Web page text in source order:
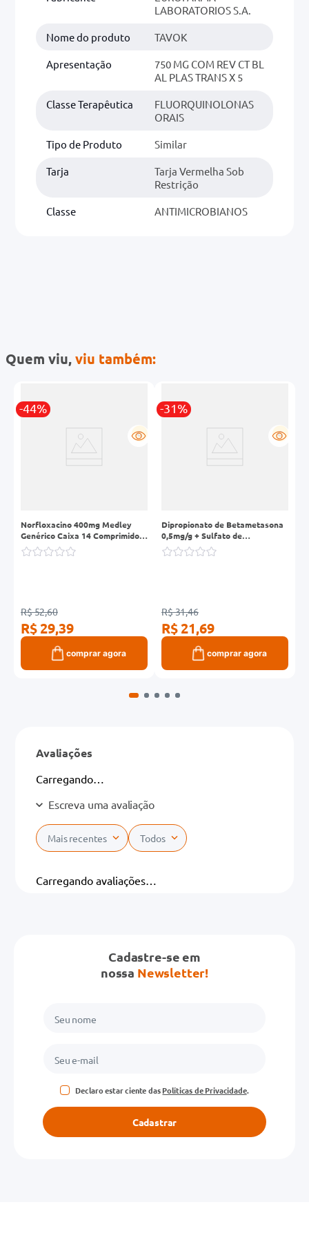
LABORATORIOS S.A.
Nome do produto TAVOK
Apresentação
750 MG COM REV CT BL
AL PLAS TRANS X 5
Classe Terapêutica
FLUORQUINOLONAS
ORAIS
Tipo de Produto Similar
Tarja
Tarja Vermelha Sob
Restrição
Classe ANTIMICROBIANOS
Quem viu,viu também:
-44%
G
Norfloxacino 400mg Medley
Genérico Caixa 14 Comprimidos
Revestidos
R$ 52,60
R$ 29,39
comprar agora
-31%
G
Dipropionato de Betametasona
0,5mg/g + Sulfato de
Gentamicina 1,0mg/g Germed
Genérico Creme Dermatológico
R$ 31,46
R$ 21,69
comprar agora
Avaliações
Carregando…
Escreva uma avaliação
Adicionar avaliação
Avalie o produto de 1 a 5 estrelas
★★★
Endereço de email
Mais recentes Todos
Carregando avaliações…
Cadastre-se em
nossa Newsletter!
Declaro estar ciente dasPolíticas de Privacidade.
Cadastrar